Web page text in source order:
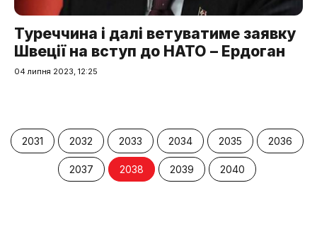
Туреччина і далі ветуватиме заявку
Швеції на вступ до НАТО – Ердоган
04 липня 2023, 12:25
2031 2032 2033 2034 2035 2036
2037 2038 2039 2040